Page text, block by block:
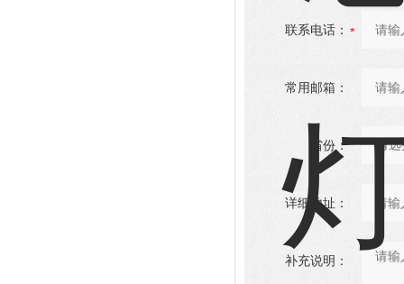
联系电话：
常用邮箱：
省份：
详细地址：
补充说明：